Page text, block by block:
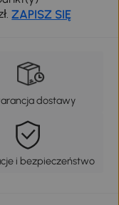
ZAPISZ SIĘ
dostawy